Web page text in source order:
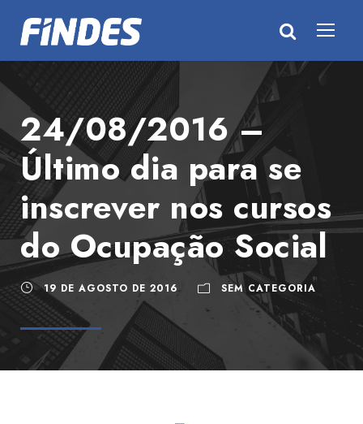
24/08/2016 –
Último dia para se
inscrever nos cursos
do Ocupação Social
19 DE AGOSTO DE 2016 SEM CATEGORIA